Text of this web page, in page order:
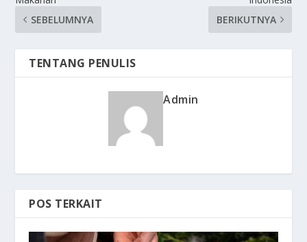
SEBELUMNYA
BERIKUTNYA
TENTANG PENULIS
Admin
POS TERKAIT